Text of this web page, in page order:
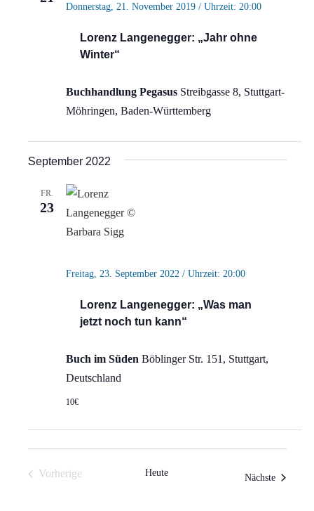
Lorenz Langenegger: „Jahr ohne
Winter“
Donnerstag, 21. November 2019 / Uhrzeit: 20:00
Buchhandlung Pegasus Streibgasse 8, Stuttgart-
Möhringen, Baden-Württemberg
September 2022
FR.
23
Lorenz Langenegger: „Was man
jetzt noch tun kann“
Freitag, 23. September 2022 / Uhrzeit: 20:00
Buch im Süden Böblinger Str. 151, Stuttgart,
Deutschland
10€
Vorherige
Heute Nächste